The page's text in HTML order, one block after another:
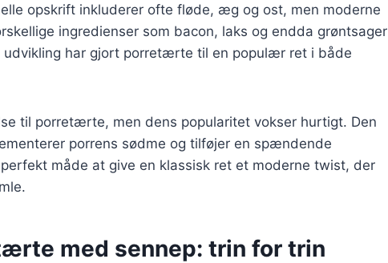
opskrift inkluderer ofte fløde, æg og ost, men moderne
ingredienser som bacon, laks og endda grøntsager
udvikling har gjort porretærte til en populær ret i både
til porretærte, men dens popularitet vokser hurtigt. Den
porrens sødme og tilføjer en spændende
måde at give en klassisk ret et moderne twist, der
med sennep: trin for trin